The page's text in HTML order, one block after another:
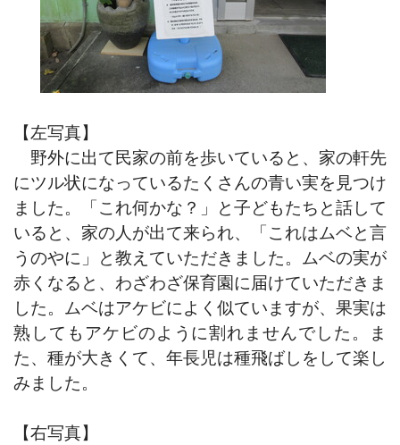
【左写真】
野外に出て民家の前を歩いていると、家の軒先
にツル状になっているたくさんの青い実を見つけ
ました。「これ何かな？」と子どもたちと話して
いると、家の人が出て来られ、「これはムベと言
うのやに」と教えていただきました。ムベの実が
赤くなると、わざわざ保育園に届けていただきま
した。ムベはアケビによく似ていますが、果実は
熟してもアケビのように割れませんでした。ま
た、種が大きくて、年長児は種飛ばしをして楽し
みました。
【右写真】